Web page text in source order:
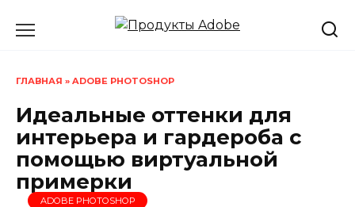
ГЛАВНАЯ » ADOBE PHOTOSHOP
Идеальные оттенки для
интерьера и гардероба с
помощью виртуальной
примерки
ADOBE PHOTOSHOP